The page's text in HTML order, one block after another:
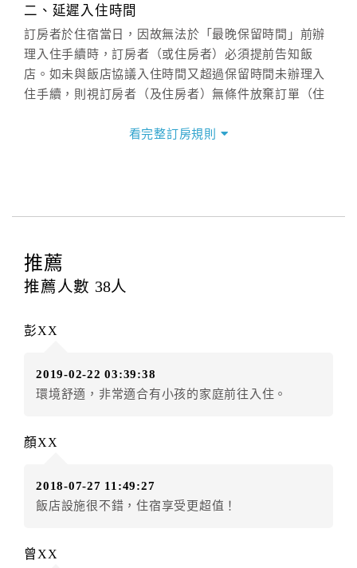
二、延遲入住時間
訂房者於住宿當日，因故無法於「最晚保留時間」前辦
理入住手續時，訂房者（或住房者）必須提前告知飯
店。如未與飯店協議入住時間又超過保留時間未辦理入
住手續，則視訂房者（及住房者）無條件放棄訂單（住
三、退房手續(Check out)
訂房者應於
提出申辦不得異動訂單。
每筆訂單異動限定
訂單異動後，訂單費用總計大於原訂單費用總計時，訂
訂單異動後，訂單費用總計小於原訂單費用總計時，訂
房者不得要求退其差額。（限原訂飯店）
．訂房者因故辦理訂單異動，本飯店可接受
（提出申辦日為保留起算日）
．訂房者使用「保留住宿金額」時，請注意！為避免飯
件放棄訂單（住宿權益）。 （限原訂飯店使用）
看完整訂房規則
推薦
推薦人數 38人
彭XX
2019-02-22 03:39:38
環境舒適，非常適合有小孩的家庭前往入住。
顏XX
2018-07-27 11:49:27
飯店設施很不錯，住宿享受更超值！
曾XX